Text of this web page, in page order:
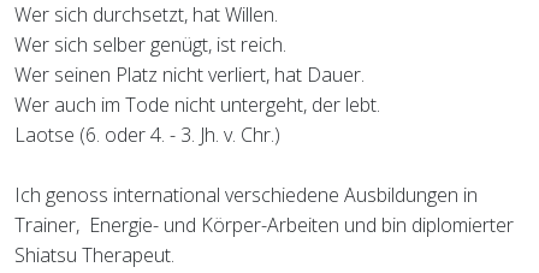
Wer sich durchsetzt, hat Willen.
Wer sich selber genügt, ist reich.
Wer seinen Platz nicht verliert, hat Dauer.
Wer auch im Tode nicht untergeht, der lebt.
Laotse (6. oder 4. - 3. Jh. v. Chr.)
Ich genoss international verschiedene Ausbildungen in
Trainer, Energie- und Körper-Arbeiten und bin diplomierter
Shiatsu Therapeut.